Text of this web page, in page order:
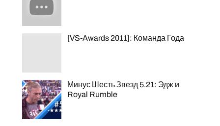
[VS-Awards 2011]: Команда Года
Минус Шесть Звезд 5.21: Эдж и
Royal Rumble